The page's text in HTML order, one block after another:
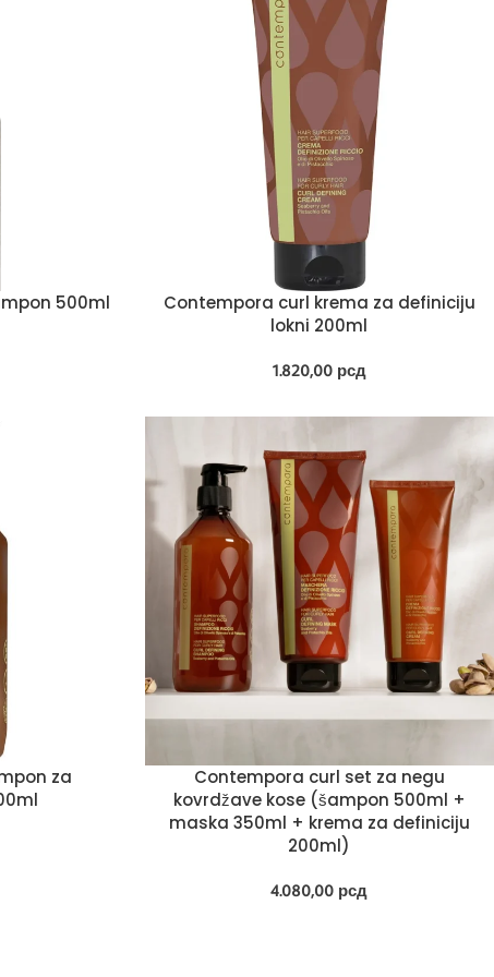
500ml
Contempora curl krema za definiciju
lokni 200ml
1.820,00 рсд
za
Contempora curl set za negu
kovrdžave kose (šampon 500ml +
maska 350ml + krema za definiciju
200ml)
4.080,00 рсд